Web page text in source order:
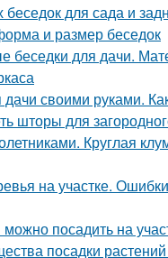
для сада и
и размер беседок
беседки для дачи.
дачи своими руками.
шторы для
Круглая
на участке.
посадить на
посадки